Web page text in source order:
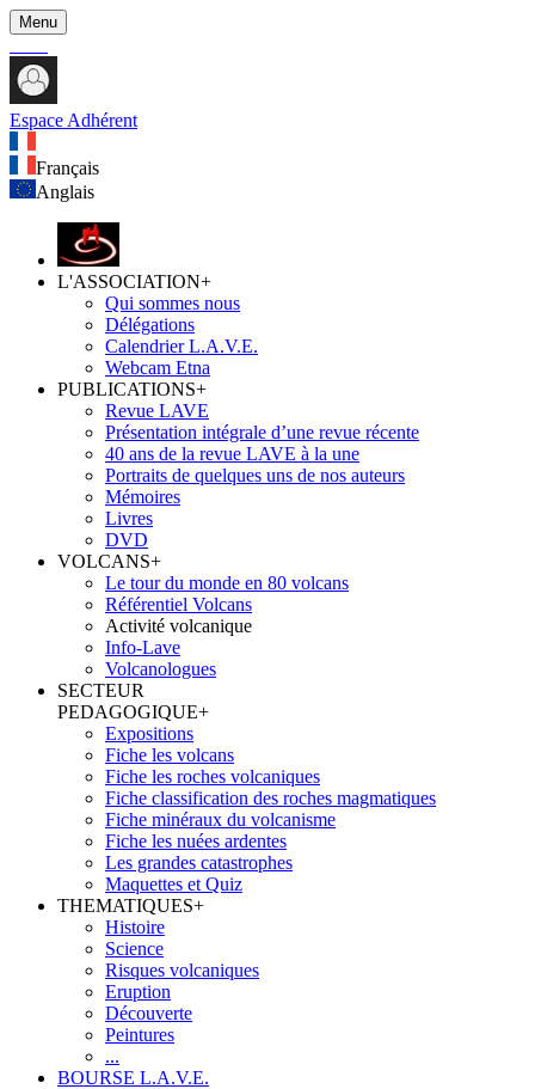
Menu
Espace Adhérent
Français
Anglais
L'ASSOCIATION+
Qui sommes nous
Délégations
Calendrier L.A.V.E.
Webcam Etna
PUBLICATIONS+
Revue LAVE
Présentation intégrale d’une revue récente
40 ans de la revue LAVE à la une
Portraits de quelques uns de nos auteurs
Mémoires
Livres
DVD
VOLCANS+
Le tour du monde en 80 volcans
Référentiel Volcans
Activité volcanique
Info-Lave
Volcanologues
SECTEUR
PEDAGOGIQUE+
Expositions
Fiche les volcans
Fiche les roches volcaniques
Fiche classification des roches magmatiques
Fiche minéraux du volcanisme
Fiche les nuées ardentes
Les grandes catastrophes
Maquettes et Quiz
THEMATIQUES+
Histoire
Science
Risques volcaniques
Eruption
Découverte
Peintures
...
BOURSE L.A.V.E.